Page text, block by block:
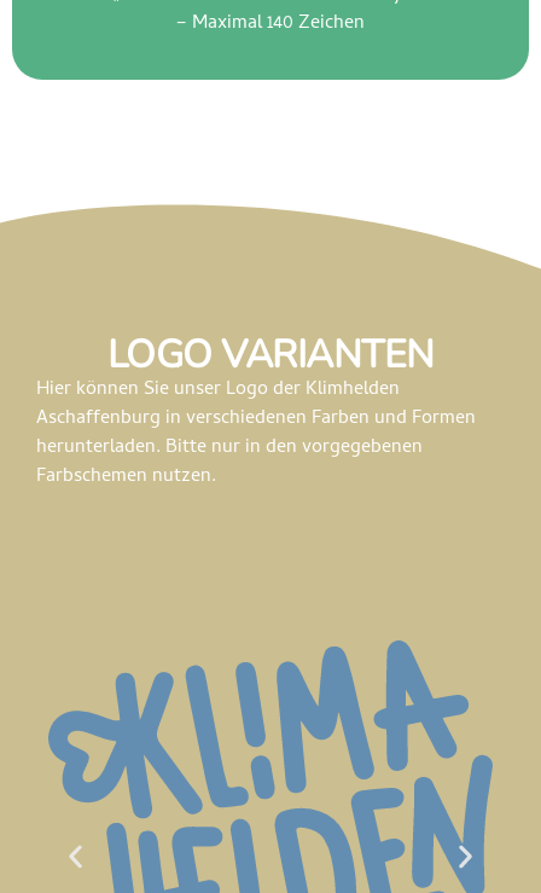
– Maximal 140 Zeichen
LOGO VARIANTEN
Hier können Sie unser Logo der Klimhelden
Aschaffenburg in verschiedenen Farben und Formen
herunterladen. Bitte nur in den vorgegebenen
Farbschemen nutzen.